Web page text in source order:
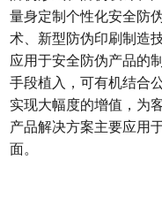
量身定制个性化安全防
术、新型防伪印刷制造
应用于安全防伪产品的
手段植入，可有机结合
实现大幅度的增值，为
产品解决方案主要应用
面。